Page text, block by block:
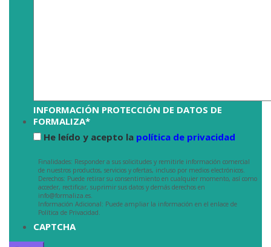
INFORMACIÓN PROTECCIÓN DE DATOS DE
FORMALIZA*
He leído y acepto la política de privacidad
Finalidades: Responder a sus solicitudes y remitirle información comercial
de nuestros productos, servicios y ofertas, incluso por medios electrónicos.
Derechos: Puede retirar su consentimiento en cualquier momento, así como
acceder, rectificar, suprimir sus datos y demás derechos en
info@formaliza.es.
Información Adicional: Puede ampliar la información en el enlace de
Política de Privacidad.
CAPTCHA